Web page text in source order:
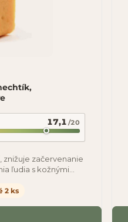
17,1 /20
znižuje začervenanie
ľudia s kožnými
2 ks